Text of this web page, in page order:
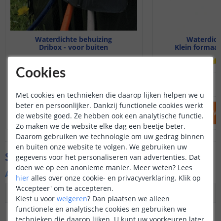
Waterdichte behuizing
Dribox - voor buiten
IN WINKELWAGEN
Klein
IN
Specificaties
Algemene kenmerken
Dimbaar
Ja
3M plakstrip over de
Ja
Cookies
Met cookies en technieken die daarop lijken helpen we u
beter en persoonlijker. Dankzij functionele cookies werkt
de website goed. Ze hebben ook een analytische functie.
Zo maken we de website elke dag een beetje beter.
Daarom gebruiken we technologie om uw gedrag binnen
en buiten onze website te volgen. We gebruiken uw
gegevens voor het personaliseren van advertenties. Dat
doen we op een anonieme manier. Meer weten? Lees
hier alles over onze cookie- en privacyverklaring. Klik op
'Accepteer' om te accepteren.
Kiest u voor weigeren? Dan plaatsen we alleen
functionele en analytische cookies en gebruiken we